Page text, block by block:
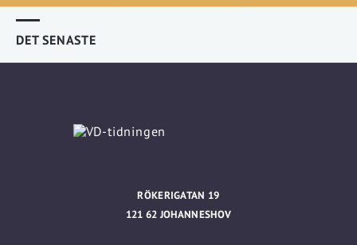
DET SENASTE
RÖKERIGATAN 19
121 62 JOHANNESHOV